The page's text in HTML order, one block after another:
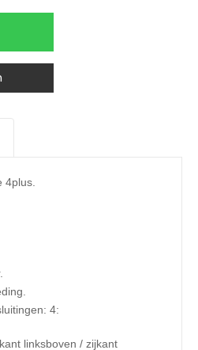
4plus.
4:
linksboven / zijkant